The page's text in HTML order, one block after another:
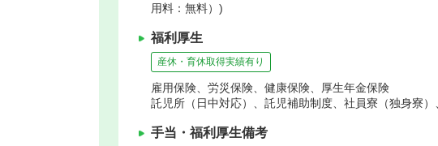
用料：無料）)
福利厚生
産休・育休取得実績有り
雇用保険、労災保険、健康保険、厚生年金保険
託児所（日中対応）、託児補助制度、社員寮（独身寮）
手当・福利厚生備考